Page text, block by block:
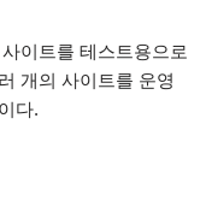
이트를 테스트용으로
개의 사이트를 운영
다.